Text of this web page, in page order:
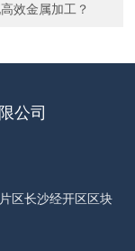
效金属加工？
公司
区长沙经开区区块